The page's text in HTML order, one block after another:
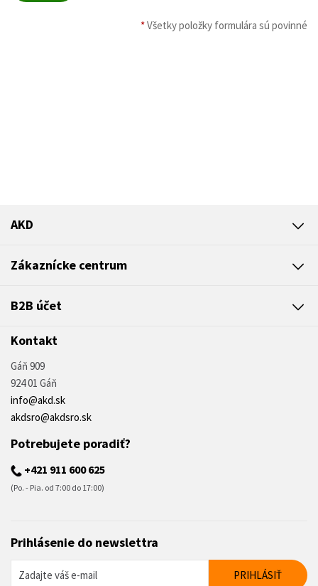
*Všetky položky formulára sú povinné
AKD
Zákaznícke centrum
B2B účet
Kontakt
Gáň 909
924 01 Gáň
info@akd.sk
akdsro@akdsro.sk
Potrebujete poradiť?
+421 911 600 625
(Po. - Pia. od 7:00 do 17:00)
Prihlásenie do newslettra